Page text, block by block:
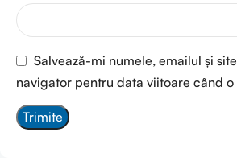
Salvează-mi numele, emailul și
navigator pentru data viitoare când o